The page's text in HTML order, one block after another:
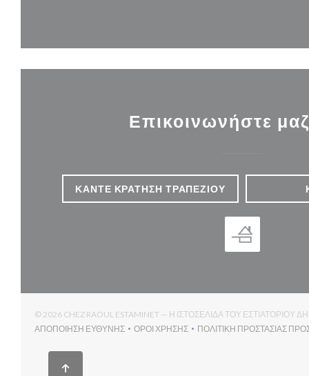
Επικοινωνήστε
ΚΆΝΤΕ ΚΡΆΤΗΣΗ ΤΡΑΠΕΖΙΟΎ
© 2026 CHEZ RAOUL ESTAMINET — Η ΙΣΤΟΣΕΛΊΔΑ ΤΟΥ
ΑΠΟΠΟΊΗΣΗ ΕΥΘΎΝΗΣ
((ΑΝΟΊΓΕΙ ΣΕ ΝΈΟ ΠΑΡΆΘΥΡΟ))
ΌΡΟΙ ΧΡΉΣΗΣ
((ΑΝΟΊΓΕΙ ΣΕ ΝΈΟ ΠΑΡΆΘΥΡΟ))
ΠΟΛΙΤΙΚΉ ΠΡΟΣΤΑΣΊΑΣ